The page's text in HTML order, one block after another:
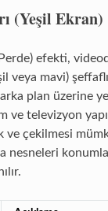
(Yeşil Ekran)
efekti,
veya mavi)
plan üzerine
ve televizyon
ve çekilmesi
nesneleri